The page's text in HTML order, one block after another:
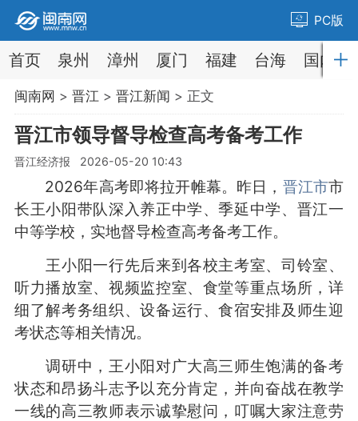
PC版
首页 泉州 漳州 厦门 福建 台海 国内
闽南网 > 晋江> 晋江新闻 > 正文
晋江市领导督导检查高考备考工作
晋江经济报 2026-05-20 10:43
2026年高考即将拉开帷幕。昨日， 晋江市市
长王小阳带队深入养正中学、季延中学、晋江一
中等学校，实地督导检查高考备考工作。
王小阳一行先后来到各校主考室、司铃室、
听力播放室、视频监控室、食堂等重点场所，详
细了解考务组织、设备运行、食宿安排及师生迎
考状态等相关情况。
调研中，王小阳对广大高三师生饱满的备考
状态和昂扬斗志予以充分肯定，并向奋战在教学
一线的高三教师表示诚挚慰问，叮嘱大家注意劳